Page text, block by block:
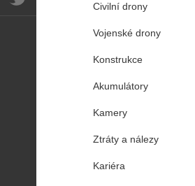
Civilní drony
Vojenské drony
Konstrukce
Akumulátory
Kamery
Ztráty a nálezy
Kariéra